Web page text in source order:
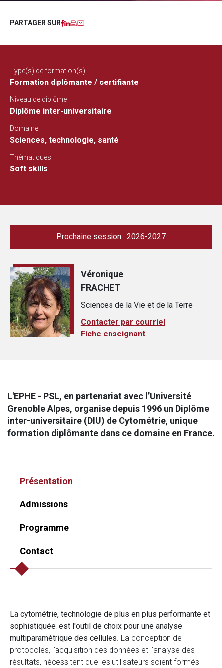
PARTAGER SUR Facebook
LinkedIn
Imprimer
Type(s) de formation(s)
Formation diplômante / certifiante
Niveau de diplôme
Diplôme inter-universitaire
Domaine
Sciences, technologie, santé
Thématiques
Soft skills
Prochaine session : 2026-2027
Véronique
FRACHET
Sciences de la Vie et de la Terre
Contacter par courriel
Fiche enseignant
L'EPHE - PSL, en partenariat avec l’Université
Grenoble Alpes, organise depuis 1996 un Diplôme
inter-universitaire (DIU) de Cytométrie, unique
formation diplômante dans ce domaine en France.
Présentation
Admissions
Programme
Contact
La cytométrie, technologie de plus en plus performante et
sophistiquée, est l'outil de choix pour une analyse
multiparamétrique des cellules. La conception de
protocoles, l'acquisition des données et l'analyse des
résultats, nécessitent que les utilisateurs soient formés